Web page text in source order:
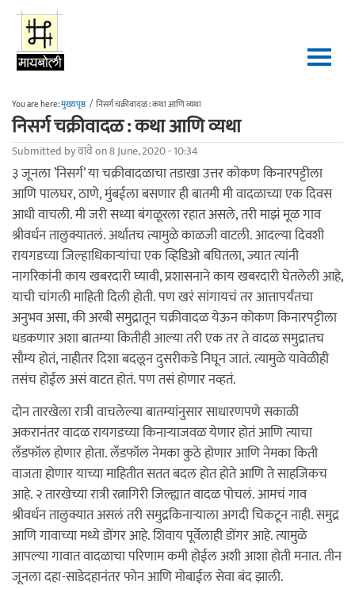
Skip to main content
You are here:मुख्यपृष्ठ / निसर्ग चक्रीवादळ : कथा आणि व्यथा
निसर्ग चक्रीवादळ : कथा आणि व्यथा
Submitted byवावेon 8 June, 2020 - 10:34
३ जूनला ’निसर्ग’ या चक्रीवादळाचा तडाखा उत्तर कोकण किनारपट्टीला
आणि पालघर, ठाणे, मुंबईला बसणार ही बातमी मी वादळाच्या एक दिवस
आधी वाचली. मी जरी सध्या बंगळूरला रहात असले, तरी माझं मूळ गाव
श्रीवर्धन तालुक्यातलं. अर्थातच त्यामुळे काळजी वाटली. आदल्या दिवशी
रायगडच्या जिल्हाधिकार्‍यांचा एक व्हिडिओ बघितला, ज्यात त्यांनी
नागरिकांनी काय खबरदारी घ्यावी, प्रशासनाने काय खबरदारी घेतलेली आहे,
याची चांगली माहिती दिली होती. पण खरं सांगायचं तर आत्तापर्यंतचा
अनुभव असा, की अरबी समुद्रातून चक्रीवादळ येऊन कोकण किनारपट्टीला
धडकणार अशा बातम्या कितीही आल्या तरी एक तर ते वादळ समुद्रातच
सौम्य होतं, नाहीतर दिशा बदलून दुसरीकडे निघून जातं. त्यामुळे यावेळीही
तसंच होईल असं वाटत होतं. पण तसं होणार नव्हतं.
दोन तारखेला रात्री वाचलेल्या बातम्यांनुसार साधारणपणे सकाळी
अकरानंतर वादळ रायगडच्या किनार्‍याजवळ येणार होतं आणि त्याचा
लँडफॉल होणार होता. लँडफॉल नेमका कुठे होणार आणि नेमका किती
वाजता होणार याच्या माहितीत सतत बदल होत होते आणि ते साहजिकच
आहे. २ तारखेच्या रात्री रत्नागिरी जिल्ह्यात वादळ पोचलं. आमचं गाव
श्रीवर्धन तालुक्यात असलं तरी समुद्रकिनार्‍याला अगदी चिकटून नाही. समुद्र
आणि गावाच्या मध्ये डोंगर आहे. शिवाय पूर्वेलाही डोंगर आहे. त्यामुळे
आपल्या गावात वादळाचा परिणाम कमी होईल अशी आशा होती मनात. तीन
जूनला दहा-साडेदहानंतर फोन आणि मोबाईल सेवा बंद झाली.